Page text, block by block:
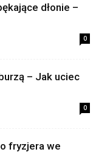
dłonie –
0
– Jak uciec
0
fryzjera we